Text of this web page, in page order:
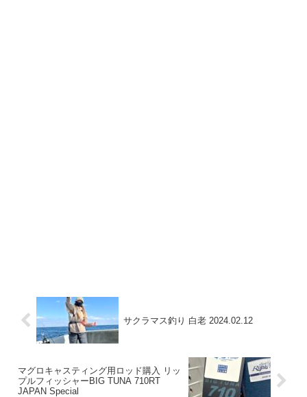
サクラマス釣り 白老 2024.02.12
マグロキャスティング用ロッド購入 リッ
プルフィッシャーBIG TUNA 710RT
JAPAN Special